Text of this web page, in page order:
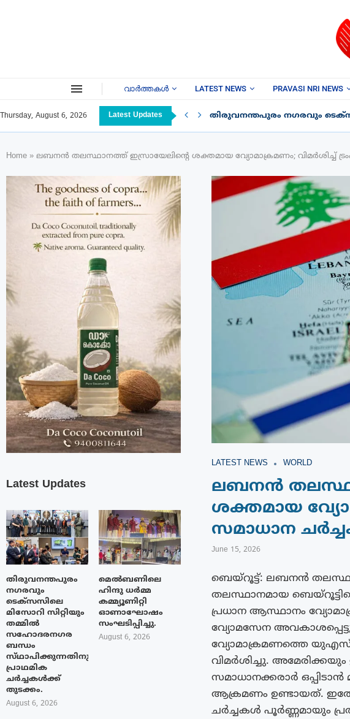
വാർത്തകൾ LATEST NEWS PRAVASI NRI NEWS
Thursday, August 6, 2026 Latest Updates തിരുവനന്തപുരം നഗരവും
Home » ലബനൻ തലസ്ഥാനത്ത്‌ ഇസ്രായേലിന്റെ ശക്തമായ വ്യോമാക്രമണം; വിമർശിച്ച്
LATEST NEWS WORLD
ലബനൻ
ശക്തമായ
സമാധാന
June 15, 2026
ബെയ്റൂട്ട്: ലബനൻ
തലസ്ഥാനമായ
പ്രധാന ആസ്ഥാനം
വ്യോമസേന
വ്യോമാക്രമണത്തെ
വിമർശിച്ചു.
സമാധാനക്കരാർ
ആക്രമണം ഉണ്ടായത്.
ചർച്ചകൾ പൂർണ്ണമായും
Latest Updates
തിരുവനന്തപുരം
നഗരവും
ടെക്‌സസിലെ
മിസോറി സിറ്റിയും
തമ്മിൽ
സഹോദരനഗര
ബന്ധം
സ്‌ഥാപിക്കുന്നതിനുള്ള
പ്രാഥമിക
ചർച്ചകൾക്ക്
തുടക്കം.
August 6, 2026
മെൽബണിലെ
ഹിന്ദു ധർമ്മ
കമ്മ്യൂണിറ്റി
ഓണാഘോഷം
സംഘടിപ്പിച്ചു.
August 6, 2026